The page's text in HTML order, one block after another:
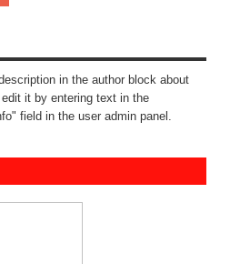
in the author block about
it by entering text in the
field in the user admin panel.